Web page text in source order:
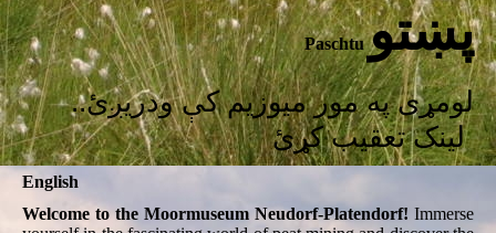
Paschtuپښتو
.لومړی په مور میوزیم کې ودریږئ.
لینک تعقیب کړئ
English
Welcome to the Moormuseum Neudorf-Platendorf! Immerse